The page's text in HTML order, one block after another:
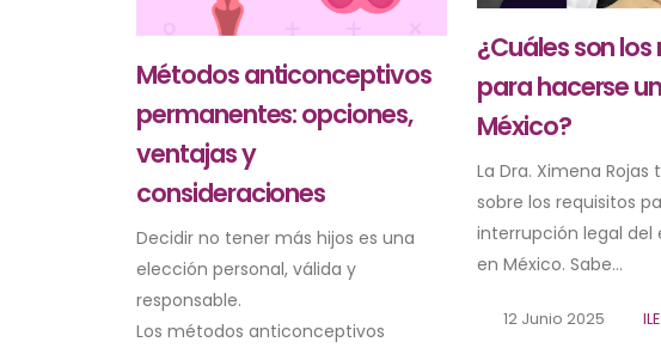
Métodos anticonceptivos
permanentes: opciones,
ventajas y
consideraciones
Decidir no tener más hijos es una
elección personal, válida y
responsable.
Los métodos anticonceptivos
¿Cuáles son
para hacerse
México?
La Dra. Ximena
sobre los requisitos
interrupción legal del
en México. Sabe...
12 Junio 2025 ILE